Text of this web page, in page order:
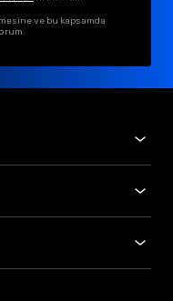
ve bu kapsamda